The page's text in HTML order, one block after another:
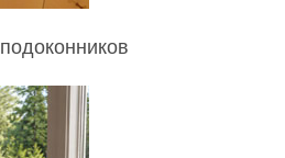
подоконников